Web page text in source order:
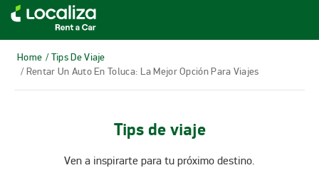
RENTA DE AUTOS LOCALIZA
Home / Tips De Viaje
/ Rentar Un Auto En Toluca: La Mejor Opción Para Viajes
Tips de viaje
Ven a inspirarte para tu próximo destino.